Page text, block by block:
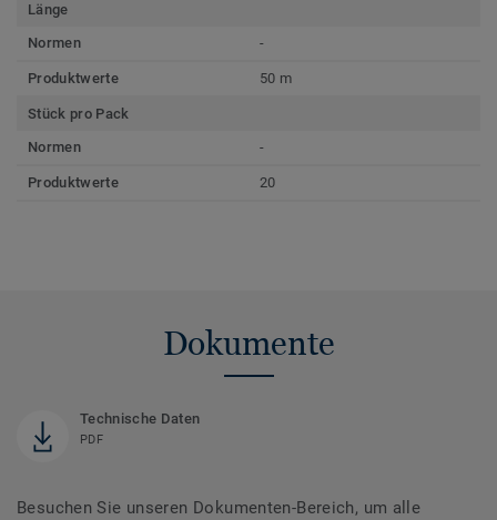
Länge
Normen
-
Produktwerte 50 m
Stück pro Pack
Normen
-
Produktwerte 20
Dokumente
Technische Daten
PDF
Besuchen Sie unseren Dokumenten-Bereich, um alle